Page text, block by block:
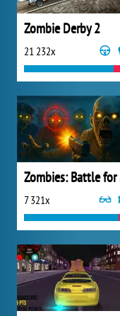
Zombie Derby 2
21 232x
7 321x